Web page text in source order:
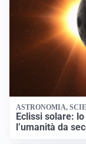
ASTRONOMIA,
Eclissi solare:
l’umanità da